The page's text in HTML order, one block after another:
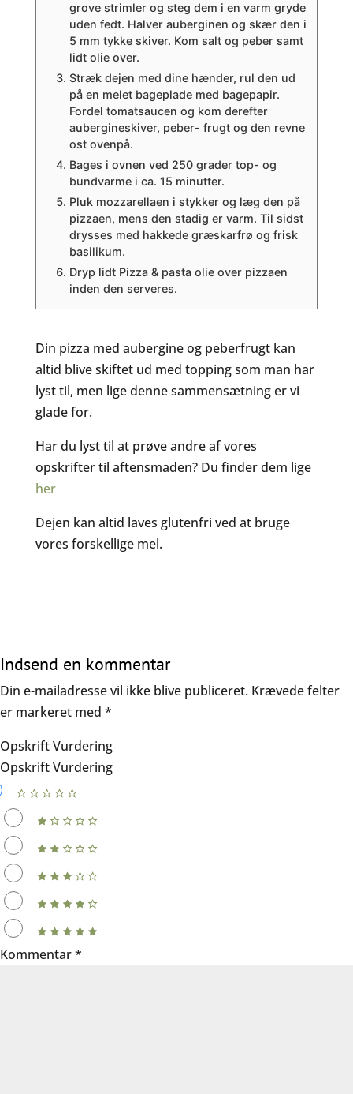
grove strimler og steg dem i en varm gryde
uden fedt. Halver auberginen og skær den i
5 mm tykke skiver. Kom salt og peber samt
lidt olie over.
Stræk dejen med dine hænder, rul den ud
på en melet bageplade med bagepapir.
Fordel tomatsaucen og kom derefter
aubergineskiver, peber- frugt og den revne
ost ovenpå.
Bages i ovnen ved 250 grader top- og
bundvarme i ca. 15 minutter.
Pluk mozzarellaen i stykker og læg den på
pizzaen, mens den stadig er varm. Til sidst
drysses med hakkede græskarfrø og frisk
basilikum.
Dryp lidt Pizza & pasta olie over pizzaen
inden den serveres.
Din pizza med aubergine og peberfrugt kan
altid blive skiftet ud med topping som man har
lyst til, men lige denne sammensætning er vi
glade for.
Har du lyst til at prøve andre af vores
opskrifter til aftensmaden? Du finder dem lige
her
Dejen kan altid laves glutenfri ved at bruge
vores forskellige mel.
Indsend en kommentar
Din e-mailadresse vil ikke blive publiceret. Krævede felter
er markeret med *
Opskrift Vurdering
Opskrift Vurdering
Kommentar*